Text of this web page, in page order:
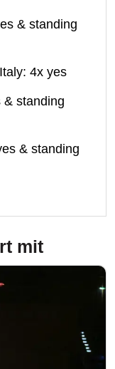
& standing
4x yes
& standing
& standing
mit